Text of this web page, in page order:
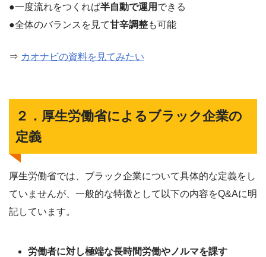
●一度流れをつくれば半自動で運用 できる
●全体のバランスを見て甘辛調整も可能
⇒ カオナビの資料を見てみたい
２．厚生労働省によるブラック企業の
定義
厚生労働省では、ブラック企業について具体的な定義をし
ていませんが、一般的な特徴として以下の内容をQ&Aに明
記しています。
労働者に対し極端な長時間労働やノルマを課す